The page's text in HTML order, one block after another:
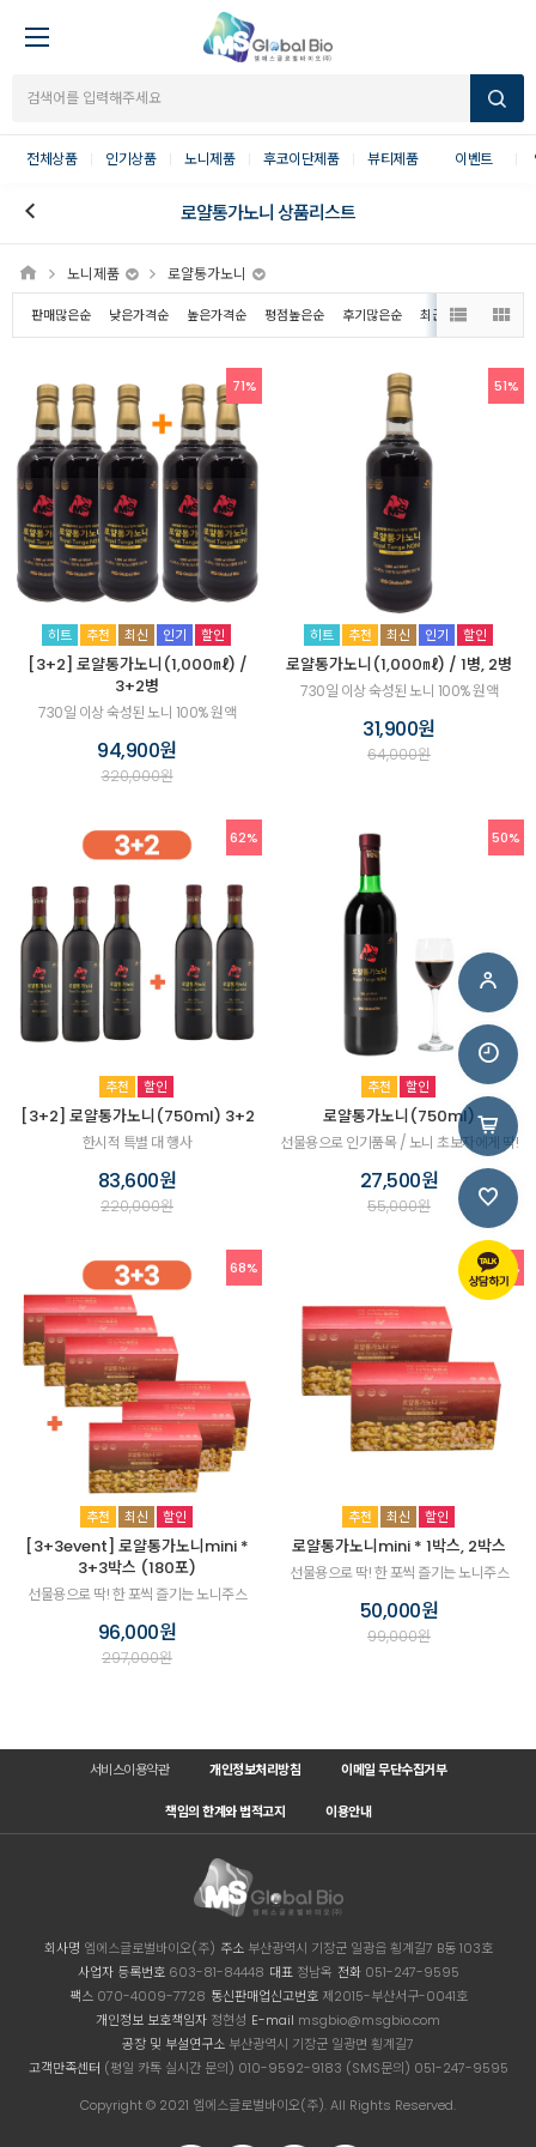
전체상품 인기상품 노니제품 후코이단제품 뷰티제품 이벤트
로얄통가노니 상품리스트
노니제품 로얄통가노니
판매많은순 낮은가격순 높은가격순 평점높은순 후기많은순 최근등록순
71%
히트 추천 최신 인기 할인
[3+2] 로얄통가노니(1,000㎖) /
3+2병
730일 이상 숙성된 노니 100% 원액
94,900원
320,000원
51%
히트 추천 최신 인기 할인
로얄통가노니(1,000㎖) / 1병, 2병
730일 이상 숙성된 노니 100% 원액
31,900원
64,000원
62%
추천 할인
[3+2] 로얄통가노니(750ml) 3+2
한시적 특별 대 행사
83,600원
220,000원
50%
추천 할인
로얄통가노니(750ml)
선물용으로 인기품목 / 노니 초보자에게 딱!
27,500원
55,000원
68%
추천 최신 할인
[3+3event] 로얄통가노니mini *
3+3박스 (180포)
선물용으로 딱! 한 포씩 즐기는 노니주스
96,000원
297,000원
50%
추천 최신 할인
로얄통가노니mini * 1박스, 2박스
선물용으로 딱! 한 포씩 즐기는 노니주스
50,000원
99,000원
서비스이용약관 개인정보처리방침 이메일 무단수집거부
책임의 한계와 법적고지 이용안내
회사명 엠에스글로벌바이오(주) 주소부산광역시 기장군 일광읍 횡계길7 B동 103호
사업자 등록번호603-81-84448 대표정남옥 전화051-247-9595
팩스070-4009-7728 통신판매업신고번호제2015-부산서구-0041호
개인정보 보호책임자 정현성 E-mail msgbio@msgbio.com
공장 및 부설연구소 부산광역시 기장군 일광면 횡계길7
고객만족센터 (평일 카톡 실시간 문의) 010-9592-9183 (SMS문의) 051-247-9595
Copyright © 2021 엠에스글로벌바이오(주). All Rights Reserved.